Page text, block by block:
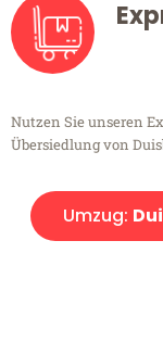
Nutzen Sie unseren
Übersiedlung von
Umzug: